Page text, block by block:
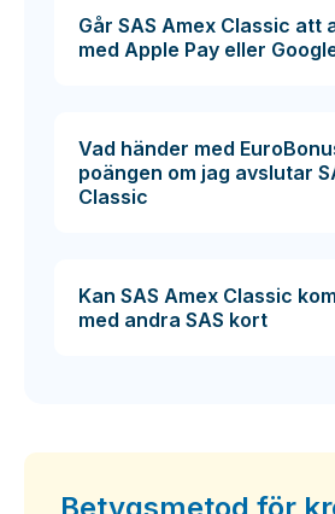
Går SAS Amex Classic att
med Apple Pay eller
Vad händer med
poängen om jag avslutar
Classic
Kan SAS Amex Classic
med andra SAS kort
Betygsmetod för